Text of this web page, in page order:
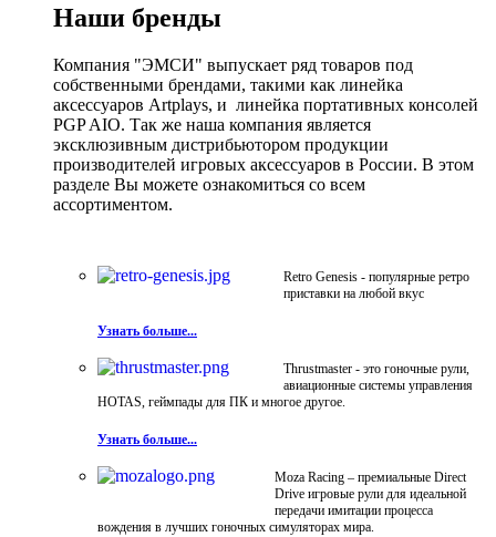
Наши бренды
Компания "ЭМСИ" выпускает ряд товаров под
собственными брендами, такими как линейка
аксессуаров Artplays, и линейка портативных консолей
PGP AIO. Так же наша компания является
эксклюзивным дистрибьютором продукции
производителей игровых аксессуаров в России. В этом
разделе Вы можете ознакомиться со всем
ассортиментом.
Retro Genesis - популярные ретро
приставки на любой вкус
Узнать больше...
Thrustmaster - это гоночные рули,
авиационные системы управления
HOTAS, геймпады для ПК и многое другое.
Узнать больше...
Moza Racing – премиальные Direct
Drive игровые рули для идеальной
передачи имитации процесса
вождения в лучших гоночных симуляторах мира.